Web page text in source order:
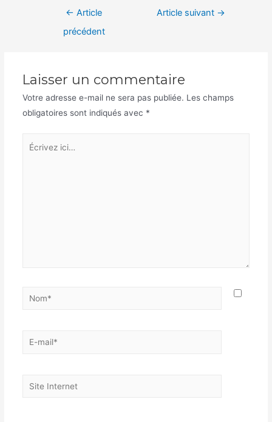
Navigation← Article
précédent
Article suivant →
Laisser un commentaire
Votre adresse e-mail ne sera pas publiée. Les champs
obligatoires sont indiqués avec *
Écrivez
Nom*
E-
Site